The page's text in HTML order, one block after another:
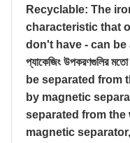
Recyclable: The
characteristic that
don't have - can be
প্যাকেজিং উপকরণগুলির
be separated from
by magnetic
separated from the
magnetic